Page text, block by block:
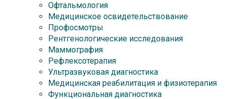
Офтальмология
Медицинское освидетельствование
Профосмотры
Рентгенологические исследования
Маммография
Рефлексотерапия
Ультразвуковая диагностика
Медицинская реабилитация и физиотерапия
Функциональная диагностика